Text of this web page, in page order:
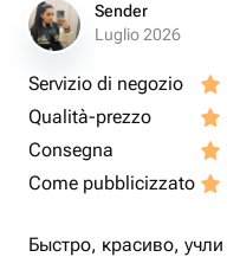
Sender
Luglio 2026
Servizio di negozio
Qualità-prezzo
Consegna
Come pubblicizzato
Быстро, красиво,